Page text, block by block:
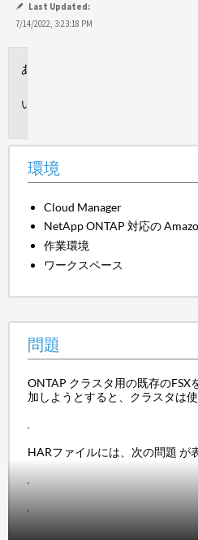
Last Updated:
7/14/2022, 3:23:18 PM
環境
Cloud Manager
NetApp ONTAP 対応の
作業環境
ワークスペース
問題
ONTAP クラスタ用の既存のFSX
加しようとすると、クラスタは
HARファイルには、次の問題 が